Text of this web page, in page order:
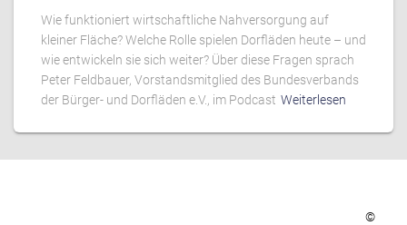
Wie funktioniert wirtschaftliche Nahversorgung auf
kleiner Fläche? Welche Rolle spielen Dorfläden heute – und
wie entwickeln sie sich weiter? Über diese Fragen sprach
Peter Feldbauer, Vorstandsmitglied des Bundesverbands
der Bürger- und Dorfläden e.V., im Podcast Weiterlesen
©